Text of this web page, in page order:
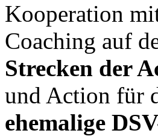
Kooperation
Coaching auf
Strecken der
und Action für
ehemalige